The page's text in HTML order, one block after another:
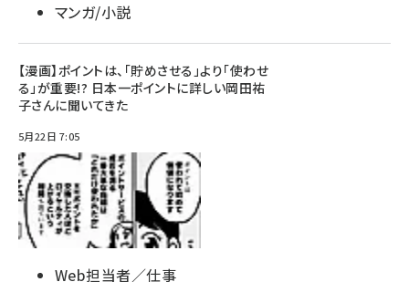
マンガ/小説
【漫画】ポイントは、「貯めさせる」より「使わせ
る」が重要!? 日本一ポイントに詳しい岡田祐
子さんに聞いてきた
5月22日 7:05
Web担当者／仕事